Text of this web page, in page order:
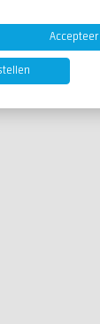
Accepteer